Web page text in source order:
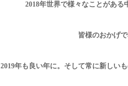
2018年世界で様々なことがある
皆様のおかげ
2019年も良い年に。そして常に新しい